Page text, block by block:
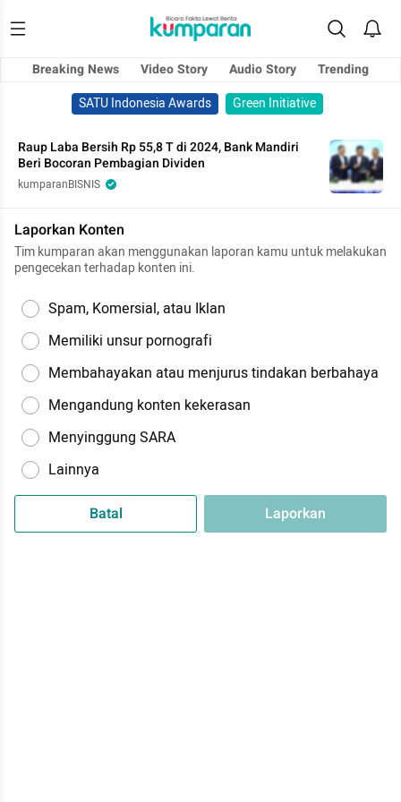
Breaking News Video Story Audio Story
Trending
SATU Indonesia Awards
Green Initiative
Raup Laba Bersih Rp 55,8 T di 2024, Bank Mandiri
Beri Bocoran Pembagian Dividen
kumparanBISNIS
Laporkan Konten
Tim kumparan akan menggunakan laporan kamu untuk melakukan
pengecekan terhadap konten ini.
Spam, Komersial, atau Iklan
Memiliki unsur pornografi
Membahayakan atau menjurus tindakan berbahaya
Mengandung konten kekerasan
Menyinggung SARA
Lainnya
Batal Laporkan